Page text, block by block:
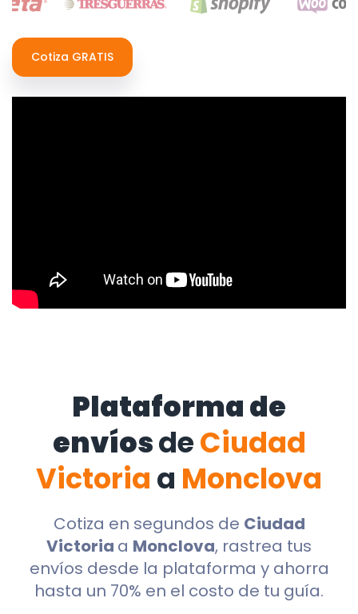
Cotiza GRATIS
Plataforma de
envíosdeCiudad
Victoria a Monclova
Cotiza en segundos de Ciudad
Victoria a Monclova, rastrea tus
envíos desde la plataforma y ahorra
hasta un 70% en el costo de tu guía.